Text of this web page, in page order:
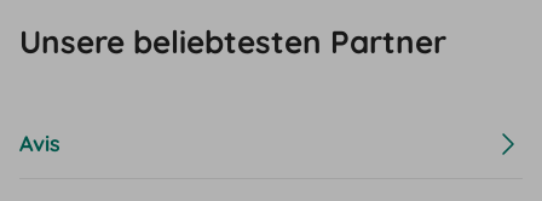
Unsere beliebtesten Partner
Avis